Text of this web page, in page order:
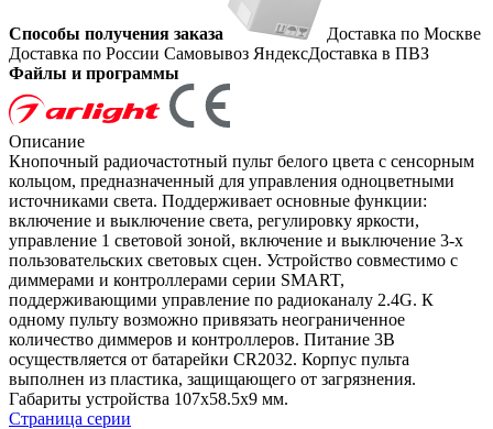
Способы получения заказа
Доставка по Москве
Доставка по России Самовывоз ЯндексДоставка в ПВЗ
Файлы и программы
Описание
Кнопочный радиочастотный пульт белого цвета с сенсорным
кольцом, предназначенный для управления одноцветными
источниками света. Поддерживает основные функции:
включение и выключение света, регулировку яркости,
управление 1 световой зоной, включение и выключение 3-х
пользовательских световых сцен. Устройство совместимо с
диммерами и контроллерами серии SMART,
поддерживающими управление по радиоканалу 2.4G. К
одному пульту возможно привязать неограниченное
количество диммеров и контроллеров. Питание 3В
осуществляется от батарейки CR2032. Корпус пульта
выполнен из пластика, защищающего от загрязнения.
Габариты устройства 107x58.5x9 мм.
Страница серии